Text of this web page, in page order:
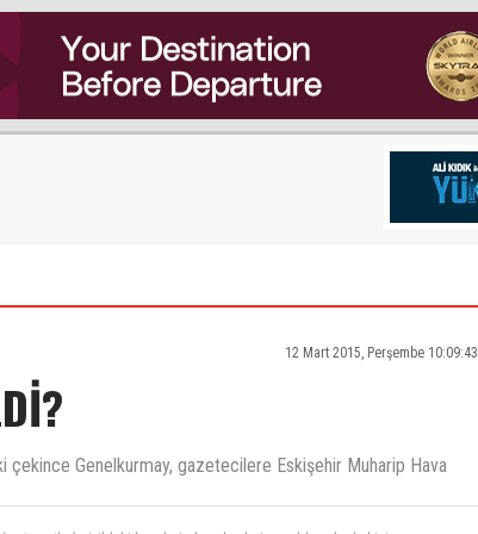
12 Mart 2015, Perşembe 10:09:43
çekince Genelkurmay, gazetecilere Eskişehir Muharip Hava